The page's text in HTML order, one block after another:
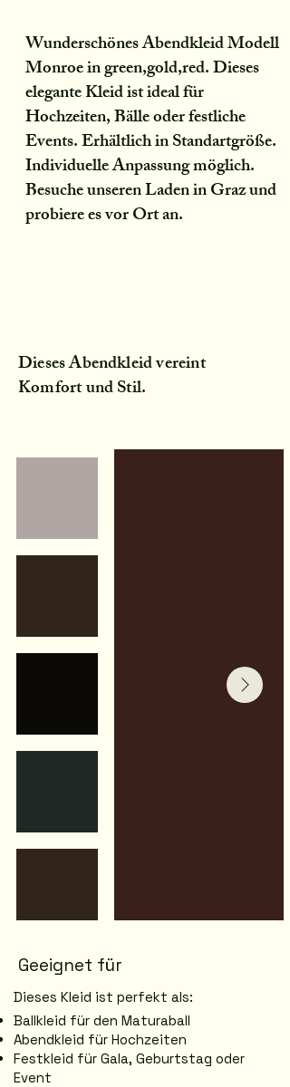
Wunderschönes Abendkleid Modell
Monroe in green,gold,red. Dieses
elegante Kleid ist ideal für
Hochzeiten, Bälle oder festliche
Events. Erhältlich in Standartgröße.
Individuelle Anpassung möglich.
Besuche unseren Laden in Graz und
probiere es vor Ort an.
Dieses Abendkleid vereint
Komfort und Stil.
Geeignet für
Dieses Kleid ist perfekt als:
Ballkleid für den Maturaball
Abendkleid für Hochzeiten
Festkleid für Gala, Geburtstag oder
Event